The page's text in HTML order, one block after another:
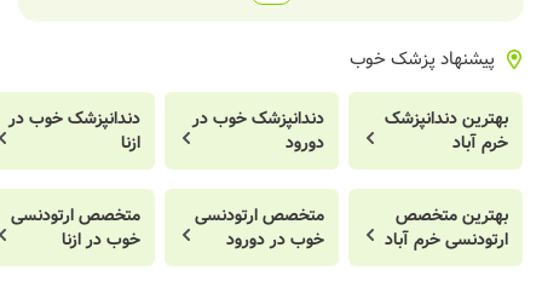
پیشنهاد پزشک خوب
بهترین دندانپزشک
خرم آباد
دندانپزشک خوب در
دورود
دندانپزشک خوب در
ازنا
بهترین متخصص
ارتودنسی خرم آباد
متخصص ارتودنسی
خوب در دورود
متخصص ارتودنسی
خوب در ازنا